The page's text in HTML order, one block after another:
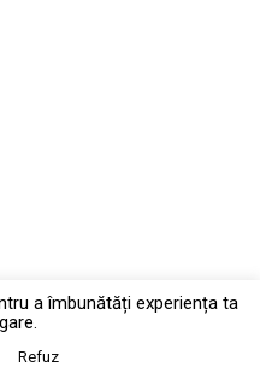
a îmbunătăți experiența ta
Refuz